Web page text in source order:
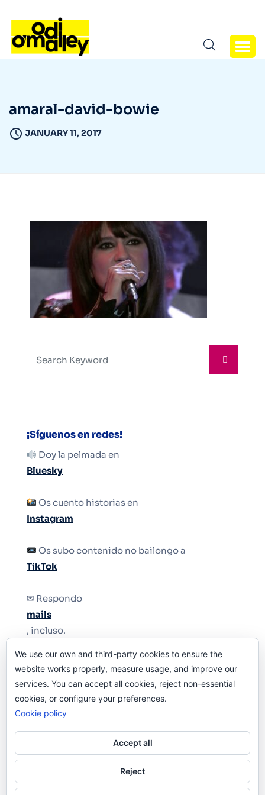
amaral-david-bowie
JANUARY 11, 2017
¡Síguenos en redes!
Doy la pelmada en
Bluesky
Os cuento historias en
Instagram
Os subo contenido no bailongo a
TikTok
✉ Respondo
mails
, incluso.
Y si una persona no puede tener teléfono, que
le quiten el teléfono.
Odi O'Malley © 2016-2025. Todos Los Derechos
We use our own and third-party cookies to ensure the
website works properly, measure usage, and improve our
services. You can accept all cookies, reject non-essential
cookies, or configure your preferences.
Cookie policy
Accept all
Reject